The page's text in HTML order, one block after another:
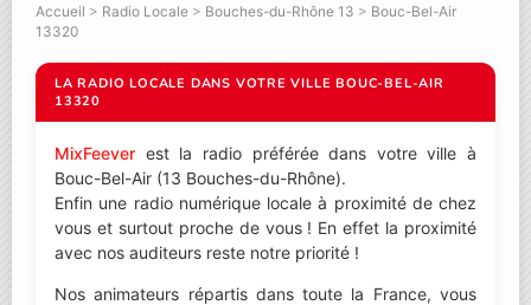
Accueil > Radio Locale > Bouches-du-Rhône 13 > Bouc-Bel-Air
13320
LA RADIO LOCALE DANS VOTRE VILLE BOUC-BEL-AIR
13320
MixFeever est la radio préférée dans votre ville à
Bouc-Bel-Air (13 Bouches-du-Rhône).
Enfin une radio numérique locale à proximité de chez
vous et surtout proche de vous ! En effet la proximité
avec nos auditeurs reste notre priorité !
Nos animateurs répartis dans toute la France, vous